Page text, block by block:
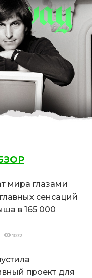
мира глазами
сенсаций
в 165 000
1072
проект для